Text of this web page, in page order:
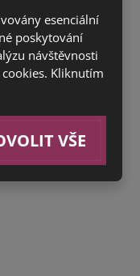
esenciální
poskytování
návštěvnosti
Kliknutím
VŠE